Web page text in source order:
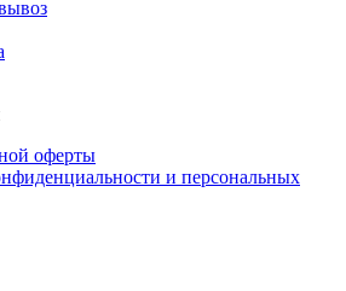
оферты
и персональных